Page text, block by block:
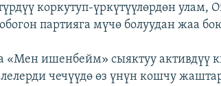
коркутуп-үркүтүүлөрдөн
партияга мүчө болуудан жаа
ишенбейм» сыяктуу активдүү
чечүүдө өз үнүн кошчу